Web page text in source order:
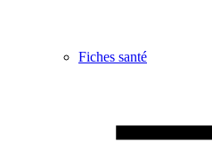
Fiches santé